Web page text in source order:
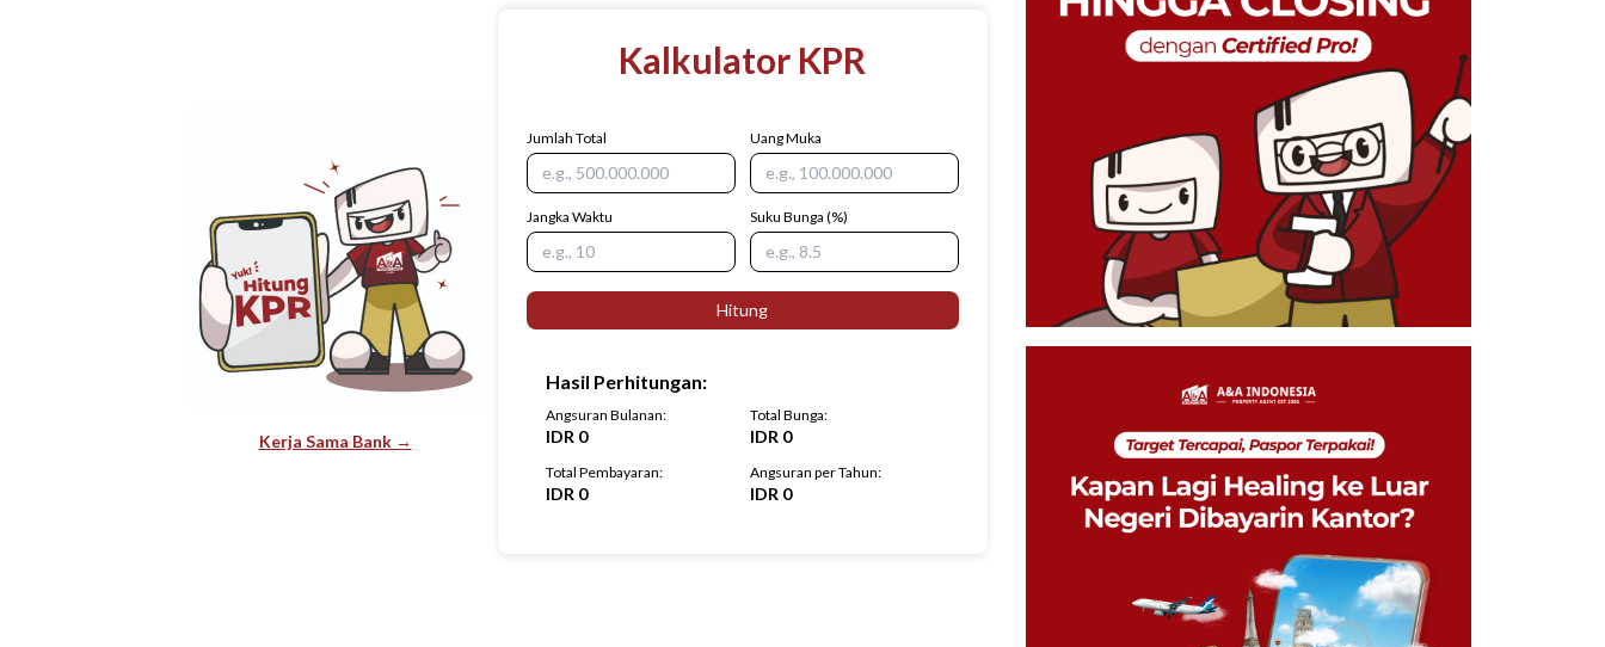
Kerja Sama Bank →
Kalkulator KPR
Jumlah Total Uang Muka
Jangka Waktu Suku Bunga (%)
Hitung
Hasil Perhitungan:
Angsuran Bulanan:
IDR 0
Total Bunga:
IDR 0
Total Pembayaran:
IDR 0
Angsuran per Tahun:
IDR 0